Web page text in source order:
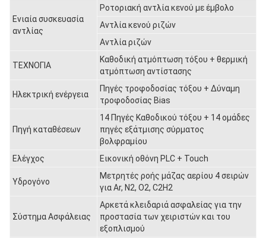
Ενιαία συσκευασία
αντλίας
Ροτοριακή αντλία κενού με έμβολο
Αντλία κενού ριζών
Αντλία ριζών
ΤΕΧΝΟΓΙΑ
Καθοδική ατμόπτωση τόξου + θερμική
ατμόπτωση αντίστασης
Ηλεκτρική ενέργεια
Πηγές τροφοδοσίας τόξου + Δύναμη
τροφοδοσίας Bias
Πηγή καταθέσεων
14 Πηγές Καθοδικού τόξου + 14 ομάδες
πηγές εξάτμισης σύρματος
βολφραμίου
Ελέγχος
Εικονική οθόνη PLC + Touch
Υδρογόνο
Μετρητές ροής μάζας αερίου 4 σειρών
για Ar, N2, O2, C2H2
Σύστημα Ασφάλειας
Αρκετά κλειδαριά ασφαλείας για την
προστασία των χειριστών και του
εξοπλισμού